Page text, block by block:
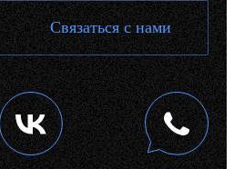
Связаться с нами